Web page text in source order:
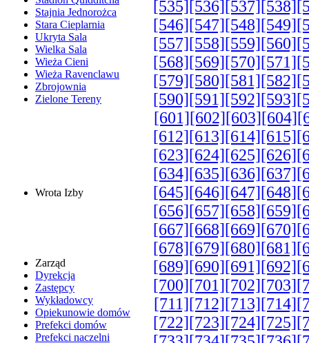
Stajnia Jednorożca
Stara Cieplarnia
Ukryta Sala
Wielka Sala
Wieża Cieni
Wieża Ravenclawu
Zbrojownia
Zielone Tereny
Wrota Izby
Zarząd
Dyrekcja
Zastępcy
Wykładowcy
Opiekunowie domów
Prefekci domów
Prefekci naczelni
[535][536][537][538]
[546][547][548][549]
[557][558][559][560]
[568][569][570][571]
[579][580][581][582]
[590][591][592][593]
[601][602][603][604]
[612][613][614][615]
[623][624][625][626]
[634][635][636][637]
[645][646][647][648]
[656][657][658][659]
[667][668][669][670]
[678][679][680][681]
[689][690][691][692]
[700][701][702][703]
[711][712][713][714]
[722][723][724][725]